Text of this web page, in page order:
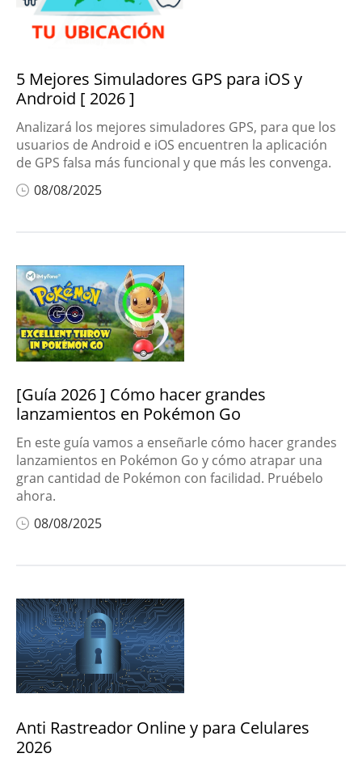
5 Mejores Simuladores GPS para iOS y
Android [ 2026 ]
Analizará los mejores simuladores GPS, para que los
usuarios de Android e iOS encuentren la aplicación
de GPS falsa más funcional y que más les convenga.
08/08/2025
[Guía 2026 ] Cómo hacer grandes
lanzamientos en Pokémon Go
En este guía vamos a enseñarle cómo hacer grandes
lanzamientos en Pokémon Go y cómo atrapar una
gran cantidad de Pokémon con facilidad. Pruébelo
ahora.
08/08/2025
Anti Rastreador Online y para Celulares
2026